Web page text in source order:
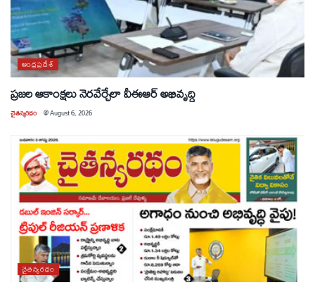
ఆంధ్రప్రదేశ్
ప్రజల ఆకాంక్షలు నెరవేర్చేలా వీఈఆర్ అభివృద్ధి
చైతన్యరధం @August 6, 2026
చైతన్యరధం